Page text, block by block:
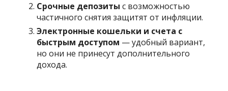
Срочные депозиты с возможностью
частичного снятия защитят от инфляции.
Электронные кошельки и счета с
быстрым доступом — удобный вариант,
но они не принесут дополнительного
дохода.